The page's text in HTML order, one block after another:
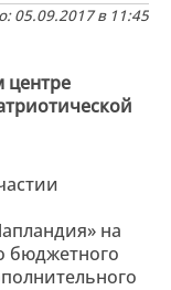
05.09.2017 в 11:45
центре
на
бюджетного